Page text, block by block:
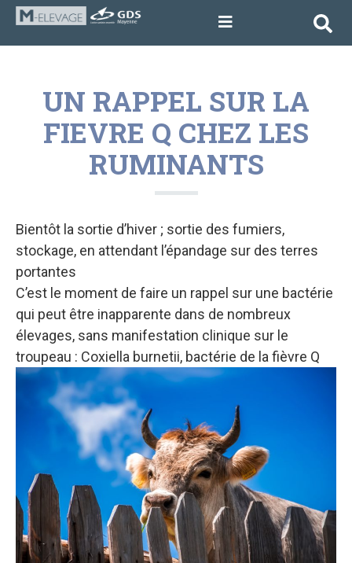
UN RAPPEL SUR LA
FIEVRE Q CHEZ LES
RUMINANTS
Bientôt la sortie d’hiver ; sortie des fumiers,
stockage, en attendant l’épandage sur des terres
portantes
C’est le moment de faire un rappel sur une bactérie
qui peut être inapparente dans de nombreux
élevages, sans manifestation clinique sur le
troupeau : Coxiella burnetii, bactérie de la fièvre Q